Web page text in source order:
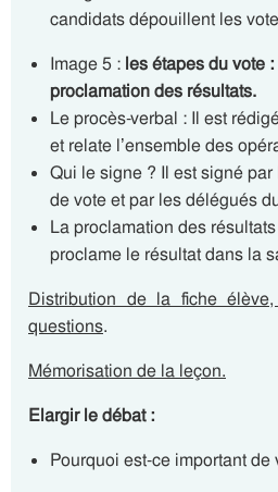
candidats dépouillent les
Image 5 : les étapes du vote
proclamation des résultats.
Le procès-verbal : Il est
et relate l’ensemble des
Qui le signe ? Il est signé
de vote et par les délégués
La proclamation des
proclame le résultat dans la
Distribution de la fiche
questions.
Mémorisation de la leçon.
Elargir le débat :
Pourquoi est-ce important de